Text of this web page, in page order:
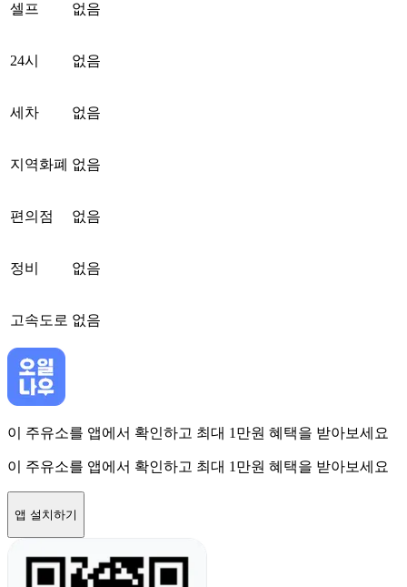
셀프 없음
24시 없음
세차 없음
지역화폐 없음
편의점 없음
정비 없음
고속도로 없음
이 주유소를 앱에서 확인하고 최대 1만원 혜택을 받아보세요
이 주유소를 앱에서 확인하고 최대 1만원 혜택을 받아보세요
앱 설치하기